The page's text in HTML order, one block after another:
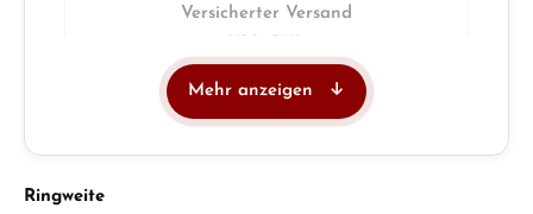
Versicherter Versand
Mehr anzeigen
Ringweiteauswählen